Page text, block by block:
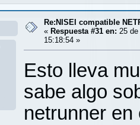
Re:NISEI compatible
« Respuesta #31 en: 25
15:18:54 »
Esto lleva
sabe algo
netrunner en